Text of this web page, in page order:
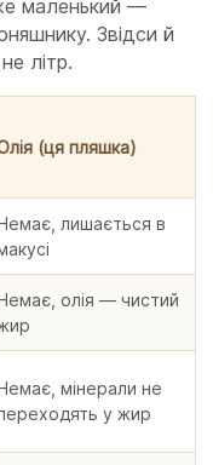
маленький —
Звідси й
літр.
(ця пляшка)
лишається в
олія — чистий
мінерали не
у жир